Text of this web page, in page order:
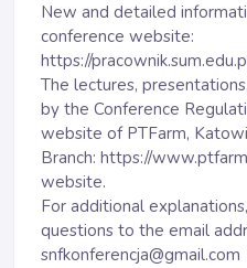
New and detailed
conference website:
https://
The lectures,
by the Conference
website of PTFarm,
Branch: https://
website.
For additional
questions to the email
snfkonferencja@gmail.com